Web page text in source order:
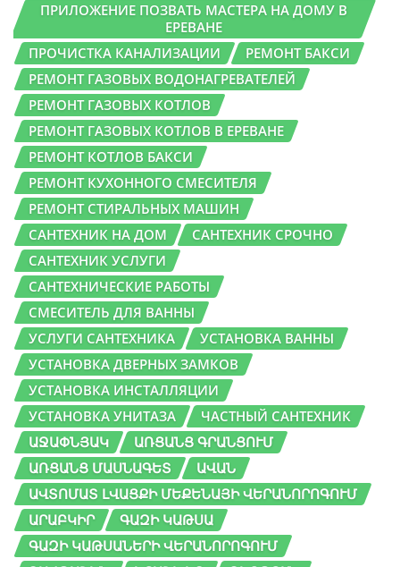
ПРИЛОЖЕНИЕ ПОЗВАТЬ МАСТЕРА НА ДОМУ В
ЕРЕВАНЕ
ПРОЧИСТКА КАНАЛИЗАЦИИ
РЕМОНТ БАКСИ
РЕМОНТ ГАЗОВЫХ ВОДОНАГРЕВАТЕЛЕЙ
РЕМОНТ ГАЗОВЫХ КОТЛОВ
РЕМОНТ ГАЗОВЫХ КОТЛОВ В ЕРЕВАНЕ
РЕМОНТ КОТЛОВ БАКСИ
РЕМОНТ КУХОННОГО СМЕСИТЕЛЯ
РЕМОНТ СТИРАЛЬНЫХ МАШИН
САНТЕХНИК НА ДОМ
САНТЕХНИК СРОЧНО
САНТЕХНИК УСЛУГИ
САНТЕХНИЧЕСКИЕ РАБОТЫ
СМЕСИТЕЛЬ ДЛЯ ВАННЫ
УСЛУГИ САНТЕХНИКА
УСТАНОВКА ВАННЫ
УСТАНОВКА ДВЕРНЫХ ЗАМКОВ
УСТАНОВКА ИНСТАЛЛЯЦИИ
УСТАНОВКА УНИТАЗА
ЧАСТНЫЙ САНТЕХНИК
ԱՋԱՓՆՅԱԿ
ԱՌՑԱՆՑ ԳՐԱՆՑՈՒՄ
ԱՌՑԱՆՑ ՄԱՍՆԱԳԵՏ
ԱՎԱՆ
ԱՎՏՈՄԱՏ ԼՎԱՑՔԻ ՄԵՔԵՆԱՅԻ ՎԵՐԱՆՈՐՈԳՈՒՄ
ԱՐԱԲԿԻՐ
ԳԱԶԻ ԿԱԹՍԱ
ԳԱԶԻ ԿԱԹՍԱՆԵՐԻ ՎԵՐԱՆՈՐՈԳՈՒՄ